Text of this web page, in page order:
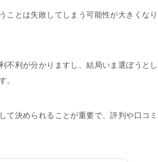
ことは失敗してしまう可能性が大きくなり
不利が分かりますし、結局いま選ぼうとし
。
て決められることが重要で、評判や口コミ